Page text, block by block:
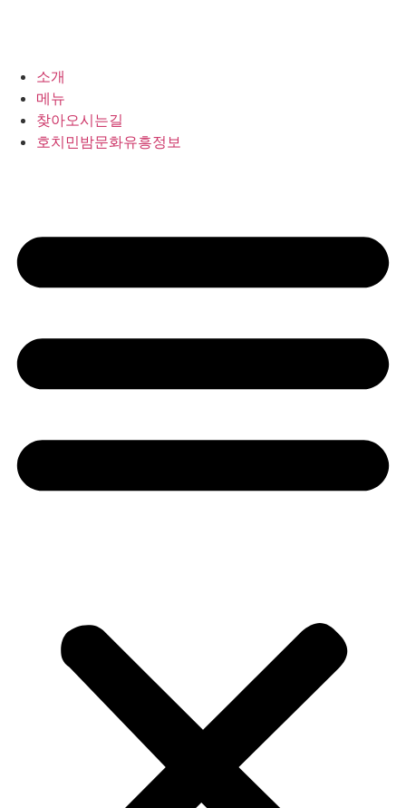
소개
메뉴
찾아오시는길
호치민밤문화유흥정보